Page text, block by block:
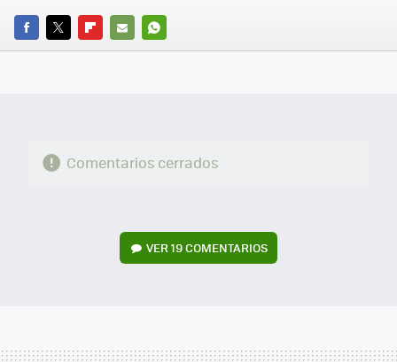
FACEBOOK
TWITTERFLIPBOARD
E-
WHATSAPP
Comentarios cerrados
VER19 COMENTARIOS